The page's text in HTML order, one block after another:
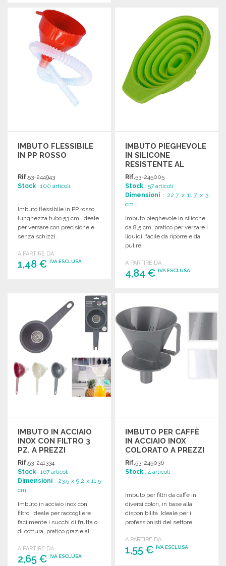
ORDINARE
Richiedi un preventivo
Richiedi un preventivo
IMBUTO FLESSIBILE
IN PP ROSSO
Rif.53-244943
Stock : 100 articoli
Imbuto flessibile in PP rosso,
lunghezza tubo 53 cm, ideale
per versare con precisione e
senza schizzi.
A PARTIRE DA
1,48 € IVA ESCLUSA
Richiedi un preventivo
IMBUTO PIEGHEVOLE
IN SILICONE
RESISTENTE AL
CALORE A PREZZI
ALL'INGROSSO
Rif.53-245005
Stock : 57 articoli
Dimensioni : 22.7 x 11.7 x 3
cm
Imbuto pieghevole in silicone
da 8,5 cm, pratico per versare i
liquidi, facile da riporre e da
pulire.
A PARTIRE DA
4,84 €IVA ESCLUSA
Richiedi un preventivo
IMBUTO IN ACCIAIO
INOX CON FILTRO 3
PZ. A PREZZI
ALL'INGROSSO
Rif.53-241334
Stock : 167 articoli
Dimensioni : 23.5 x 9.2 x 11.5
cm
Imbuto in acciaio inox con
filtro, ideale per raccogliere
facilmente i succhi di frutta o
di cottura, pratico grazie al
A PARTIRE DA
2,65 € IVA ESCLUSA
IMBUTO PER CAFFÈ
IN ACCIAIO INOX
COLORATO A PREZZI
ALL'INGROSSO
Rif.53-245036
Stock : 4 articoli
Imbuto per filtri da caffè in
diversi colori, in base alla
disponibilità. Ideale per i
professionisti del settore.
A PARTIRE DA
1,55 €IVA ESCLUSA